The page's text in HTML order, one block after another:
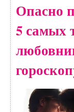
Опасно
5 самых